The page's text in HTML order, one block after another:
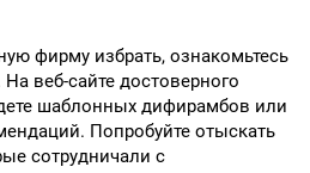
фирму избрать, ознакомьтесь
веб-сайте достоверного
шаблонных дифирамбов или
Попробуйте отыскать
сотрудничали с